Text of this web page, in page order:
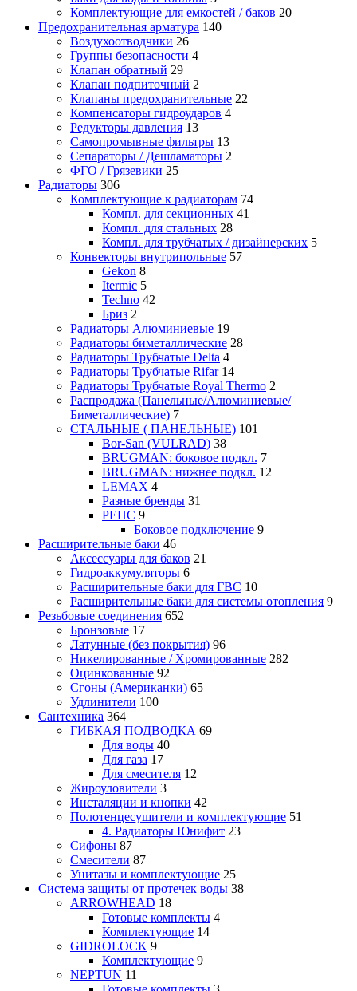
Комплектующие для емкостей / баков 20
Предохранительная арматура 140
Воздухоотводчики 26
Группы безопасности 4
Клапан обратный 29
Клапан подпиточный 2
Клапаны предохранительные 22
Компенсаторы гидроударов 4
Редукторы давления 13
Самопромывные фильтры 13
Сепараторы / Дешламаторы 2
ФГО / Грязевики 25
Радиаторы 306
Комплектующие к радиаторам 74
Компл. для секционных 41
Компл. для стальных 28
Компл. для трубчатых / дизайнерских 5
Конвекторы внутрипольные 57
Gekon 8
Itermic 5
Techno 42
Бриз 2
Радиаторы Алюминиевые 19
Радиаторы биметаллические 28
Радиаторы Трубчатые Delta 4
Радиаторы Трубчатые Rifar 14
Радиаторы Трубчатые Royal Thermo 2
Распродажа (Панельные/Алюминиевые/
Биметаллические) 7
СТАЛЬНЫЕ ( ПАНЕЛЬНЫЕ) 101
Bor-San (VULRAD) 38
BRUGMAN: боковое подкл. 7
BRUGMAN: нижнее подкл. 12
LEMAX 4
Разные бренды 31
РЕНС 9
Боковое подключение 9
Расширительные баки 46
Аксессуары для баков 21
Гидроаккумуляторы 6
Расширительные баки для ГВС 10
Расширительные баки для системы отопления 9
Резьбовые соединения 652
Бронзовые 17
Латунные (без покрытия) 96
Никелированные / Хромированные 282
Оцинкованные 92
Сгоны (Американки) 65
Удлинители 100
Сантехника 364
ГИБКАЯ ПОДВОДКА 69
Для воды 40
Для газа 17
Для смесителя 12
Жироуловители 3
Инсталяции и кнопки 42
Полотенцесушители и комплектующие 51
4. Радиаторы Юнифит 23
Сифоны 87
Смесители 87
Унитазы и комплектующие 25
Система защиты от протечек воды 38
ARROWHEAD 18
Готовые комплекты 4
Комплектующие 14
GIDROLOCK 9
Комплектующие 9
NEPTUN 11